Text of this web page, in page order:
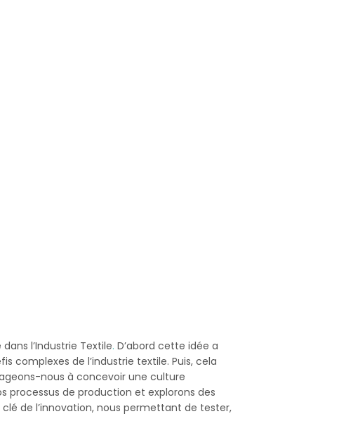
l’Industrie Textile.D’abord cette idée a
complexes de l’industrie textile. Puis, cela
nous à concevoir une culture
processus de production et explorons des
de l’innovation, nous permettant de tester,